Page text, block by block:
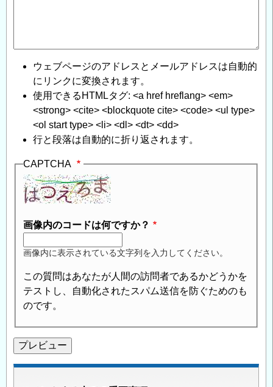
ウェブページのアドレスとメールアドレスは自動的
にリンクに変換されます。
使用できるHTMLタグ: <a href hreflang> <em>
<strong> <cite> <blockquote cite> <code> <ul type>
<ol start type> <li> <dl> <dt> <dd>
行と段落は自動的に折り返されます。
CAPTCHA
画像内のコードは何ですか？
画像内に表示されている文字列を入力してください。
この質問はあなたが人間の訪問者であるかどうかを
テストし、自動化されたスパム送信を防ぐためのも
のです。